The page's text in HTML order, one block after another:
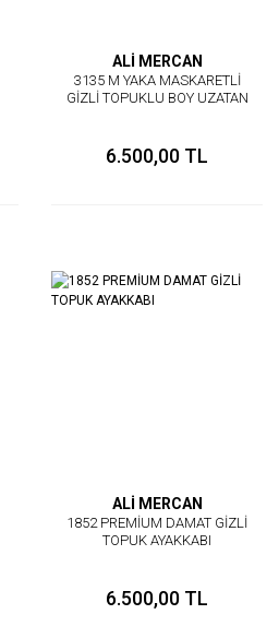
ALİ MERCAN
3135 M YAKA MASKARETLİ
GİZLİ TOPUKLU BOY UZATAN
6.500,00 TL
ALİ MERCAN
1852 PREMİUM DAMAT GİZLİ
TOPUK AYAKKABI
6.500,00 TL